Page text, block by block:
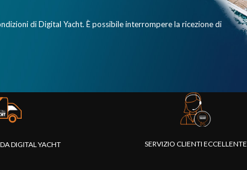
di Digital Yacht. È possibile interrompere la ricezione di
DIGITAL YACHT SERVIZIO CLIENTI ECCELLENTE